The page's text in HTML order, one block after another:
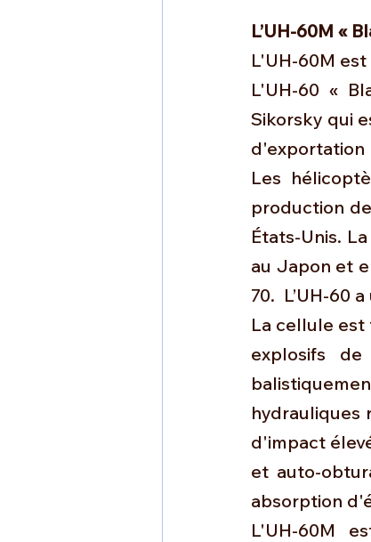
L’UH-60M «
L'UH-60M
L'UH-60 «
Sikorsky qui
d'exportation
Les
production
États-Unis.
au Japon et
70.  L’UH-60
La cellule
explosifs
hydrauliques
d'impact
et auto-
absorption
L'UH-60M